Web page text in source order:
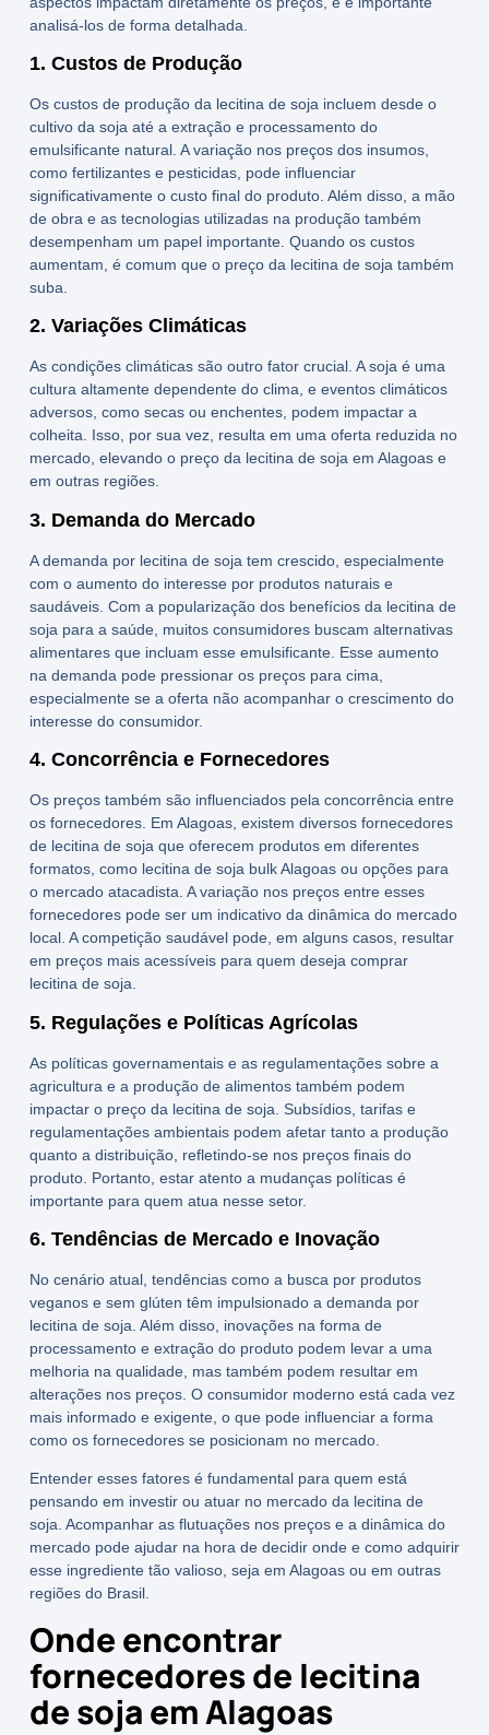
analisá-los de forma detalhada.
1. Custos de Produção
Os custos de produção da lecitina de soja incluem desde o
cultivo da soja até a extração e processamento do
emulsificante natural. A variação nos preços dos insumos,
como fertilizantes e pesticidas, pode influenciar
significativamente o custo final do produto. Além disso, a mão
de obra e as tecnologias utilizadas na produção também
desempenham um papel importante. Quando os custos
aumentam, é comum que o preço da lecitina de soja também
suba.
2. Variações Climáticas
As condições climáticas são outro fator crucial. A soja é uma
cultura altamente dependente do clima, e eventos climáticos
adversos, como secas ou enchentes, podem impactar a
colheita. Isso, por sua vez, resulta em uma oferta reduzida no
mercado, elevando o preço da lecitina de soja em Alagoase
em outras regiões.
3. Demanda do Mercado
A demanda por lecitina de soja tem crescido, especialmente
com o aumento do interesse por produtos naturais e
saudáveis. Com a popularização dos benefícios da lecitina de
soja para a saúde, muitos consumidores buscam alternativas
alimentares que incluam esse emulsificante. Esse aumento
na demanda pode pressionar os preços para cima,
especialmente se a oferta não acompanhar o crescimento do
interesse do consumidor.
4. Concorrência e Fornecedores
Os preços também são influenciados pela concorrência entre
os fornecedores. Em Alagoas, existem diversos fornecedores
de lecitina de soja que oferecem produtos em diferentes
formatos, como lecitina de soja bulk Alagoasou opções para
o mercado atacadista. A variação nos preços entre esses
fornecedores pode ser um indicativo da dinâmica do mercado
local. A competição saudável pode, em alguns casos, resultar
em preços mais acessíveis para quem deseja comprar
lecitina de soja
5. Regulações e Políticas Agrícolas
As políticas governamentais e as regulamentações sobre a
agricultura e a produção de alimentos também podem
impactar o preço da lecitina de soja . Subsídios, tarifas e
regulamentações ambientais podem afetar tanto a produção
quanto a distribuição, refletindo-se nos preços finais do
produto. Portanto, estar atento a mudanças políticas é
importante para quem atua nesse setor.
6. Tendências de Mercado e Inovação
No cenário atual, tendências como a busca por produtos
veganos e sem glúten têm impulsionado a demanda por
lecitina de soja . Além disso, inovações na forma de
processamento e extração do produto podem levar a uma
melhoria na qualidade, mas também podem resultar em
alterações nos preços. O consumidor moderno está cada vez
mais informado e exigente, o que pode influenciar a forma
como os fornecedores se posicionam no mercado.
Entender esses fatores é fundamental para quem está
pensando em investir ou atuar no mercado da lecitina de
soja. Acompanhar as flutuações nos preços e a dinâmica do
mercado pode ajudar na hora de decidir onde e como adquirir
esse ingrediente tão valioso, seja em Alagoas ou em outras
regiões do Brasil.
Onde encontrar
fornecedores de lecitina
de soja em Alagoas